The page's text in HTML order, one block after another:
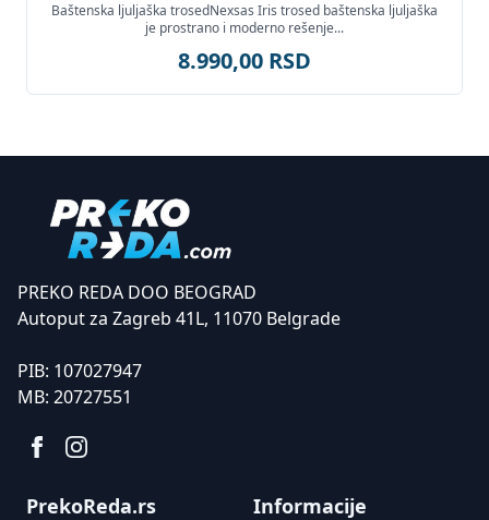
Baštenska ljuljaška trosedNexsas Iris trosed baštenska ljuljaška
je prostrano i moderno rešenje...
8.990,00 RSD
PREKO REDA DOO BEOGRAD
Autoput za Zagreb 41L, 11070 Belgrade
PIB: 107027947
MB: 20727551
PrekoReda.rs
Informacije